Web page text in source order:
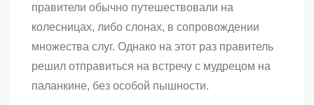
правители обычно путешествовали на
колесницах, либо слонах, в сопровождении
множества слуг. Однако на этот раз правитель
решил отправиться на встречу с мудрецом на
паланкине, без особой пышности.